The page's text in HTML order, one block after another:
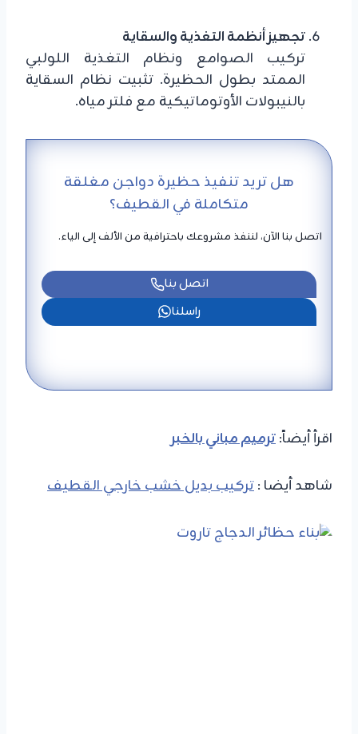
تجهيز أنظمة التغذية والسقاية
تركيب الصوامع ونظام التغذية اللولبي
الممتد بطول الحظيرة. تثبيت نظام السقاية
بالنيبولات الأوتوماتيكية مع فلتر مياه.
هل تريد تنفيذ حظيرة دواجن مغلقة
متكاملة في القطيف؟
اتصل بنا الآن، لننفذ مشروعك باحترافية من الألف إلى الياء.
اتصل بنا
راسلنا
اقرأ أيضاً:ترميم مباني بالخبر
شاهد أيضا :تركيب بديل خشب خارجي القطيف